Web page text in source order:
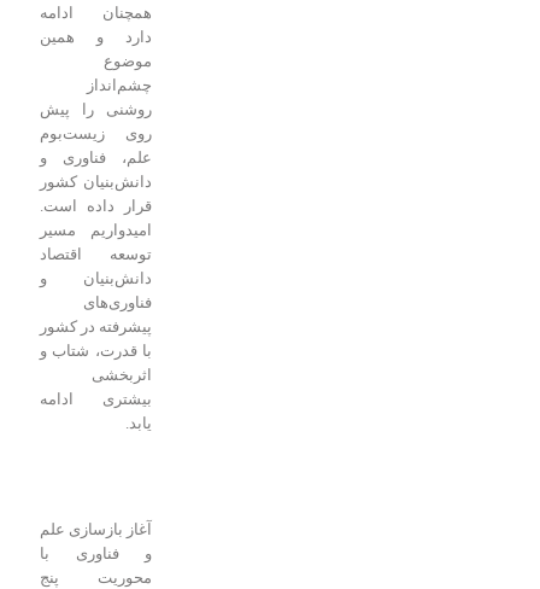
همچنان ادامه
دارد و همین
روشنی را پیش
روی زیست‌بوم
علم، فناوری و
دانش‌بنیان کشور
قرار داده است.
امیدواریم مسیر
توسعه اقتصاد
دانش‌بنیان و
پیشرفته در کشور
با قدرت، شتاب و
بیشتری ادامه
آغاز بازسازی علم
و فناوری با
محوریت پنج